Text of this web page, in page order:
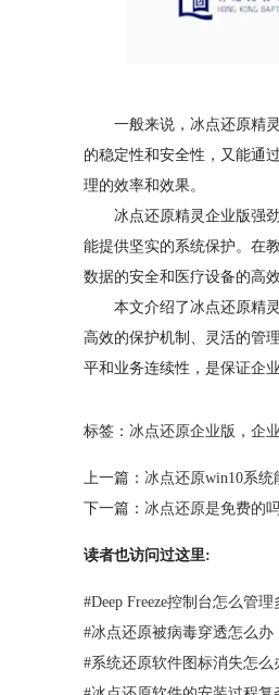
一般来说，冰点还原精灵
的稳定性和安全性，又能通
理的效率和效果。
冰点还原精灵企业版强劲
能提供坚实的系统保护。在
数据的安全和医疗设备的高
本文介绍了冰点还原精灵
高效的保护机制、灵活的管
平和业务连续性，是保证企
标签： 冰点还原企业版 ，企
上一篇： 冰点还原win10系统
下一篇： 冰点还原是免费的
读者也访问过这里:
#Deep Freeze控制台怎么管
#冰点还原被病毒穿透怎么
#系统还原软件图标消失怎